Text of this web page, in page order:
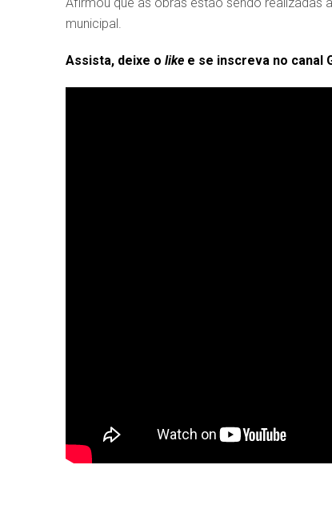
Afirmou que as obras estão sendo
municipal.
Assista, deixe o like e se inscreva no canal